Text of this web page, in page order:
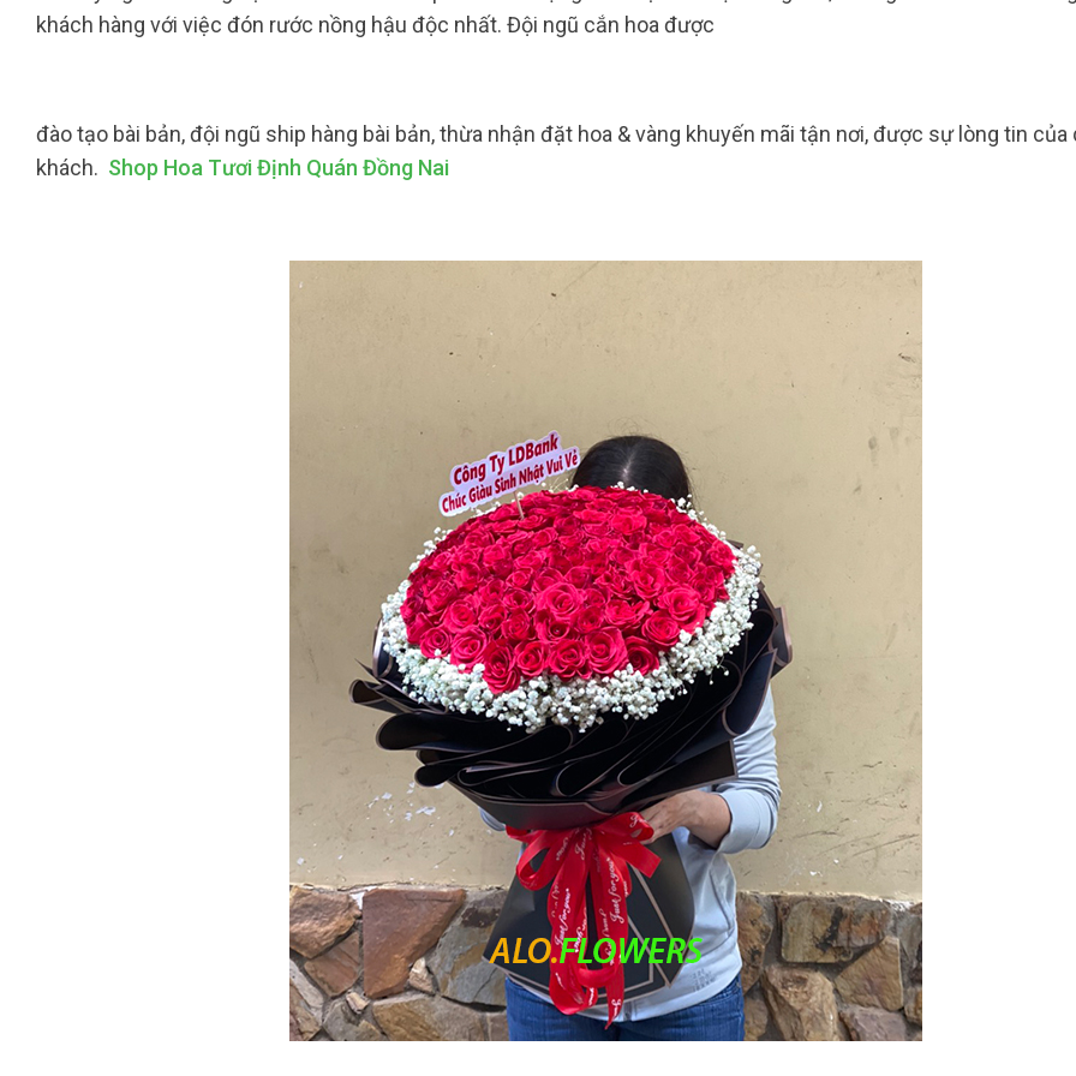
khách hàng với việc đón rước nồng hậu độc nhất. Đội ngũ cắn hoa được
đào tạo bài bản, đội ngũ ship hàng bài bản, thừa nhận đặt hoa & vàng khuyến mãi tận nơi, được sự lòng tin của
khách. Shop Hoa Tươi Định Quán Đồng Nai